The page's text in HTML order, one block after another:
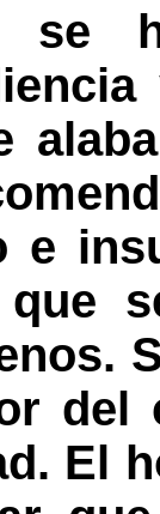
se
e
que
del
El